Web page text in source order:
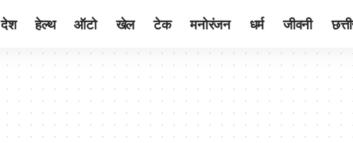
देश हेल्थ ऑटो खेल टेक मनोरंजन धर्म जीवनी